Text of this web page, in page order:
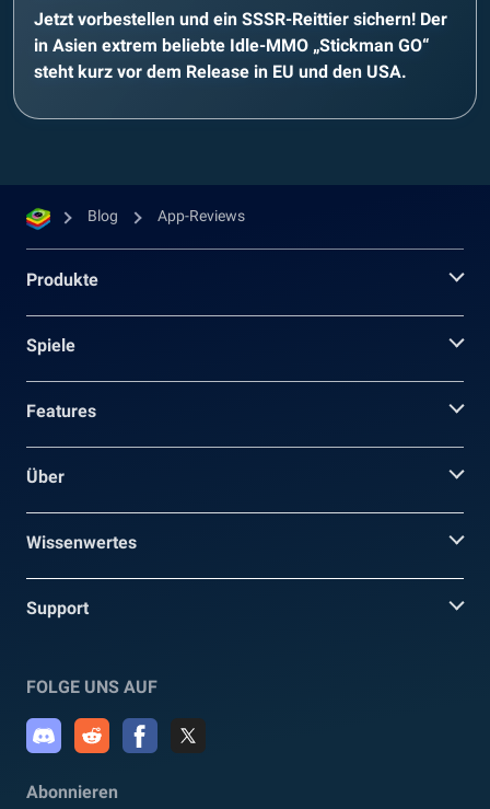
Jetzt vorbestellen und ein SSSR-Reittier sichern! Der
in Asien extrem beliebte Idle-MMO „Stickman GO“
steht kurz vor dem Release in EU und den USA.
Blog App-Reviews
Produkte
Spiele
Features
Über
Wissenwertes
Support
FOLGE UNS AUF
Abonnieren